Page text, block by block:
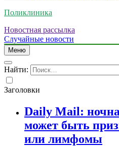
Поликлиника
Новостная рассылка
Случайные новости
Меню
Найти:
Заголовки
Daily Mail:
может быть
или лимфомы